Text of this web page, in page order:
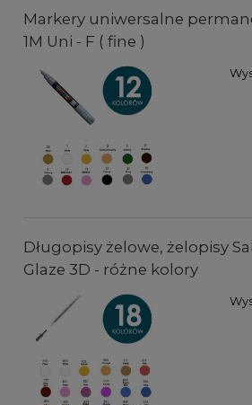
Markery uniwersalne
1M Uni - F ( fine )
Długopisy żelowe, żelopisy
Glaze 3D - różne kolory